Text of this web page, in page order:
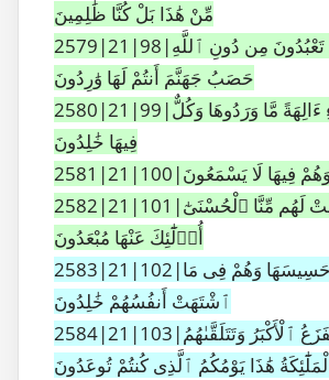
مِّنْ هَٰذَا بَلْ كُنَّا ظَٰلِمِينَ
2579|21|98|إِنَّكُمْ وَمَا تَعْبُدُونَ مِن دُونِ ٱللَّهِ
حَصَبُ جَهَنَّمَ أَنتُمْ لَهَا وَٰرِدُونَ
2580|21|99|لَوْ كَانَ هَٰٓؤُلَآءِ ءَالِهَةً مَّا وَرَدُوهَا وَكُلٌّ
فِيهَا خَٰلِدُونَ
زَفِيرٌ وَهُمْ فِيهَا لَا يَسْمَعُونَ
2582|21|101|إِنَّ ٱلَّذِينَ سَبَقَتْ لَهُم مِّنَّا ٱلْحُسْنَىٰٓ
أُو۟لَٰٓئِكَ عَنْهَا مُبْعَدُونَ
2583|21|102|لَا يَسْمَعُونَ حَسِيسَهَا وَهُمْ فِى مَا
ٱشْتَهَتْ أَنفُسُهُمْ خَٰلِدُونَ
2584|21|103|لَا يَحْزُنُهُمُ ٱلْفَزَعُ ٱلْأَكْبَرُ وَتَتَلَقَّىٰهُمُ
هَٰذَا يَوْمُكُمُ ٱلَّذِى كُنتُمْ تُوعَدُونَ